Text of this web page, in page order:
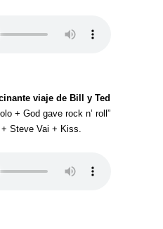
viaje de Bill y Ted
+ God gave rock n’ roll”
Steve Vai + Kiss.